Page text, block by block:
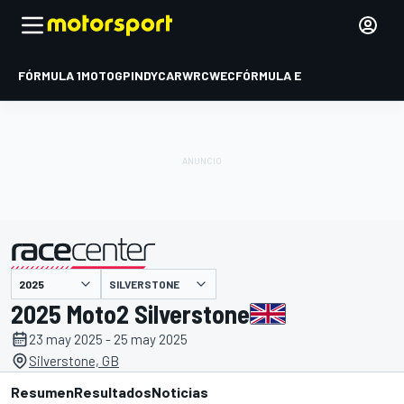
FÓRMULA 1MOTOGPINDYCARWRCWECFÓRMULA E
presentado por SILVERSTONE
2025 Moto2 Silverstone
23 may 2025 - 25 may 2025
Silverstone, GB
ResumenResultadosNoticias